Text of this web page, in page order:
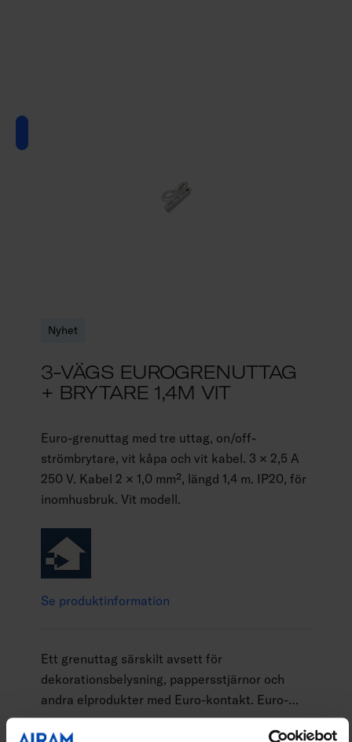
Nyhet
3-VÄGS EUROGRENUTTAG
+ BRYTARE 1,4M VIT
Euro-grenuttag med tre uttag, on/off-
strömbrytare, vit kåpa och vit kabel. 3 × 2,5 A
250 V. Kabel 2 × 1,0 mm², längd 1,4 m. IP20, för
inomhusbruk. Vit modell.
Se produktinformation
Ett grenuttag särskilt avsett för
dekorationsbelysning, pappersstjärnor och
andra elprodukter med Euro-kontakt. Euro-
kontakter används ofta i bordslampor,
Show more